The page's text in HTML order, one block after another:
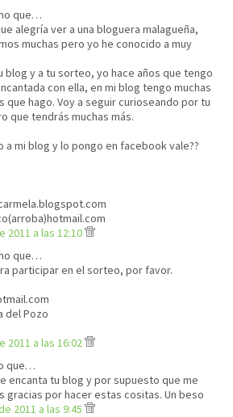
que…
alegría ver a una bloguera malagueña,
muchas pero yo he conocido a muy
blog y a tu sorteo, yo hace años que tengo
con ella, en mi blog tengo muchas
que hago. Voy a seguir curioseando por tu
que tendrás muchas más.
a mi blog y lo pongo en facebook vale??
2011 a las 12:10
que…
participar en el sorteo, por favor.
del Pozo
2011 a las 16:02
que…
encanta tu blog y por supuesto que me
gracias por hacer estas cositas. Un beso
2011 a las 9:45